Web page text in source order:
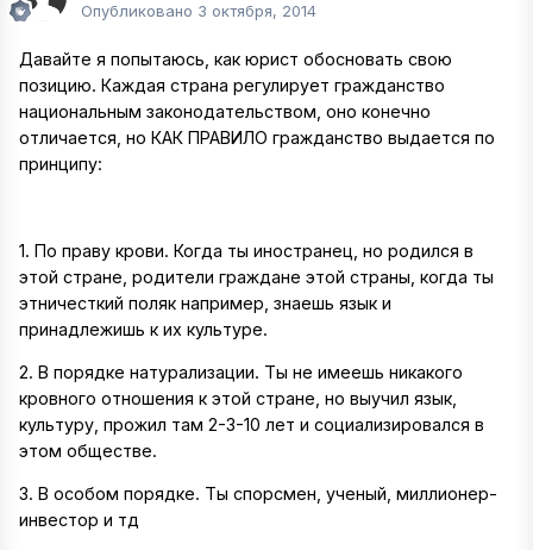
Опубликовано 3 октября, 2014
Давайте я попытаюсь, как юрист обосновать свою
позицию. Каждая страна регулирует гражданство
национальным законодательством, оно конечно
отличается, но КАК ПРАВИЛО гражданство выдается по
принципу:
1. По праву крови. Когда ты иностранец, но родился в
этой стране, родители граждане этой страны, когда ты
этничесткий поляк например, знаешь язык и
принадлежишь к их культуре.
2. В порядке натурализации. Ты не имеешь никакого
кровного отношения к этой стране, но выучил язык,
культуру, прожил там 2-3-10 лет и социализировался в
этом обществе.
3. В особом порядке. Ты спорсмен, ученый, миллионер-
инвестор и тд